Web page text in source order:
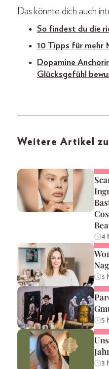
Das könnte dich auch
So findest du die
10 Tipps für mehr
Dopamine
Glücksgefühl
Weitere Artikel
4
3
5
3